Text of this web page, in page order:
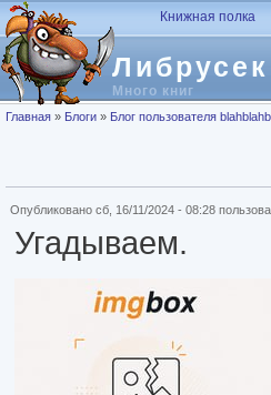
Перейти к основному содержанию
Либрусек
Много книг
Книжная полка
Вы здесь
Главная » Блоги » Блог пользователя
Опубликовано сб, 16/11/2024 - 08:28
Угадываем.